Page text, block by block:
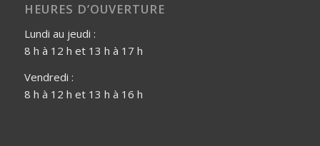
HEURES D’OUVERTURE
Lundi au jeudi :
8 h à 12 h et 13 h à 17 h
Vendredi :
8 h à 12 h et 13 h à 16 h